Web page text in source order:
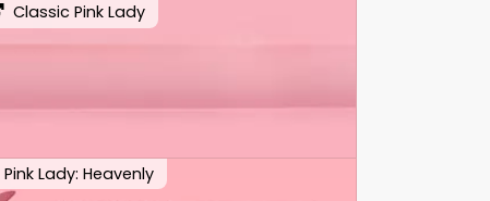
Classic Pink Lady
Pink Lady: Heavenly